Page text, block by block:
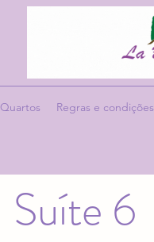
Quartos Regras e condições
Suíte 6